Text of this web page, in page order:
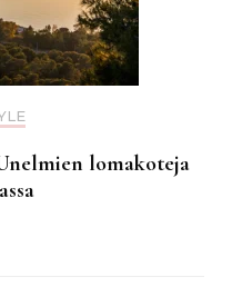
lomakoteja